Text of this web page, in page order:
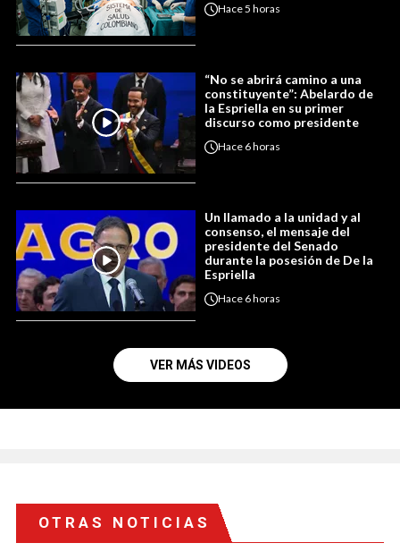
Hace5 horas
“No se abrirá camino a una
constituyente”: Abelardo de
la Espriella en su primer
discurso como presidente
Hace 6 horas
Un llamado a la unidad y al
consenso, el mensaje del
presidente del Senado
durante la posesión de De la
Espriella
Hace 6 horas
VER MÁS VIDEOS
OTRAS NOTICIAS